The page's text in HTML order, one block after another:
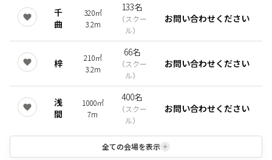
千
曲
320㎡
3.2m
133名
（スクー
ル）
お問い合わせください
梓
210㎡
3.2m
66名
（スクー
ル）
お問い合わせください
浅
間
1000㎡
7m
400名
（スクー
ル）
お問い合わせください
全ての会場を表示